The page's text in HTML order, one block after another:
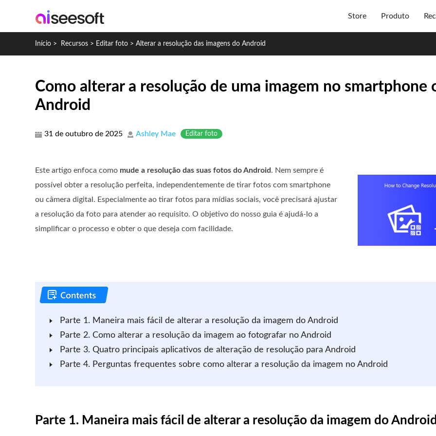
Store Produto
Início > Recursos > Editar foto > Alterar a resolução das imagens do Android
Como alterar a resolução de uma imagem no smartphone
Android
31 de outubro de 2025 Ashley Mae Editar foto
Este artigo enfoca como mude a resolução das suas fotos do Android . Nem sempre é
possível obter a resolução perfeita, independentemente de tirar fotos com smartphone
ou câmera digital. Especialmente ao tirar fotos para mídias sociais, você precisará ajustar
a resolução da foto para atender ao requisito. O objetivo do nosso guia é ajudá-lo a
simplificar o processo e obter o que deseja com facilidade.
Parte 1. Maneira mais fácil de alterar a resolução da imagem do Android
Parte 2. Como alterar a resolução da imagem ao fotografar no Android
Parte 3. Quatro principais aplicativos de alteração de resolução para Android
Parte 4. Perguntas frequentes sobre como alterar a resolução da imagem no Android
Parte 1. Maneira mais fácil de alterar a resolução da imagem do